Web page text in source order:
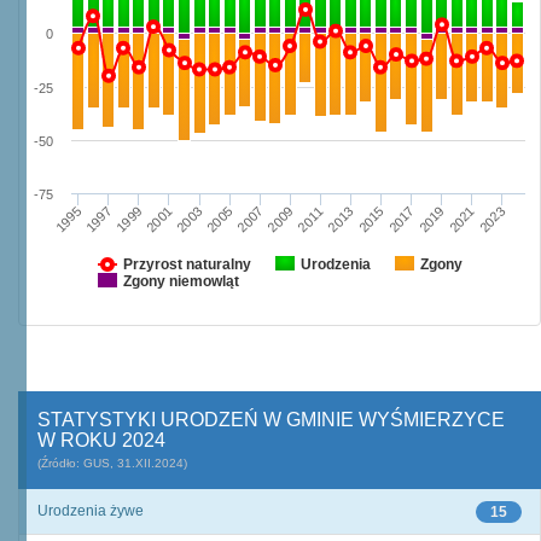
Przyrost naturalny Urodzenia
Zgony
Zgony niemowląt
19951997 19992001200320052007 200920112013 2015 2017 2019 20212023
-75
-50
-25
0
STATYSTYKI URODZEŃ W GMINIE WYŚMIERZYCE
W ROKU 2024
(Źródło: GUS, 31.XII.2024)
15
Urodzenia żywe